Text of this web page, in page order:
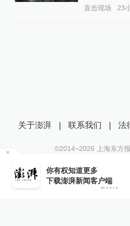
直击现场 23
你有权知道更多
下载澎湃新闻客户端
关于澎湃 | 联系我们 | 法
©2014~2026 上海东方
互联网新闻信息服务许可
沪公网安备